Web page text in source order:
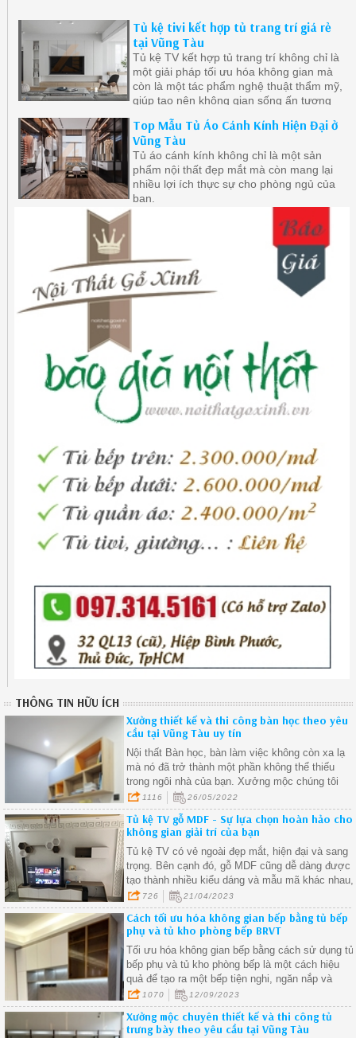
SĐT 086789.5828
Tủ kệ tivi kết hợp tủ trang trí giá rẻ
tại Vũng Tàu
Tủ kệ TV kết hợp tủ trang trí không chỉ là
một giải pháp tối ưu hóa không gian mà
còn là một tác phẩm nghệ thuật thẩm mỹ,
giúp tạo nên không gian sống ấn tượng
Top Mẫu Tủ Áo Cánh Kính Hiện Đại ở
Vũng Tàu
Tủ áo cánh kính không chỉ là một sản
phẩm nội thất đẹp mắt mà còn mang lại
nhiều lợi ích thực sự cho phòng ngủ của
bạn.
THÔNG TIN HỮU ÍCH
Xưởng thiết kế và thi công bàn học theo yêu
cầu tại Vũng Tàu uy tín
Nội thất Bàn học, bàn làm việc không còn xa lạ
mà nó đã trở thành một phần không thể thiếu
trong ngôi nhà của bạn. Xưởng mộc chúng tôi
chuyên nhận thiết kế và thi công bàn học, bàn
làm việc theo yêu cầu tại Vũng Tàu.
1116 26/05/2022
Tủ kệ TV gỗ MDF - Sự lựa chọn hoàn hảo cho
không gian giải trí của bạn
Tủ kệ TV có vẻ ngoài đẹp mắt, hiện đại và sang
trọng. Bên cạnh đó, gỗ MDF cũng dễ dàng được
tạo thành nhiều kiểu dáng và mẫu mã khác nhau,
từ đơn giản đến phức tạp, phù hợp với nhiều
phong cách nội thất khác nhau
726 21/04/2023
Cách tối ưu hóa không gian bếp bằng tủ bếp
phụ và tủ kho phòng bếp BRVT
Tối ưu hóa không gian bếp bằng cách sử dụng tủ
bếp phụ và tủ kho phòng bếp là một cách hiệu
quả để tạo ra một bếp tiện nghi, ngăn nắp và
thẩm mỹ.
1070 12/09/2023
Xưởng mộc chuyên thiết kế và thi công tủ
trưng bày theo yêu cầu tại Vũng Tàu